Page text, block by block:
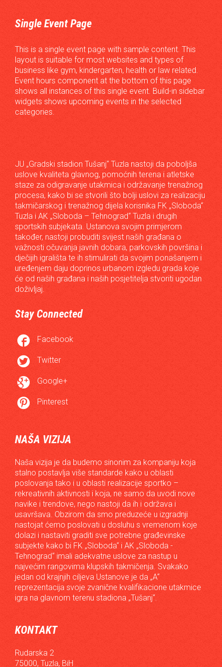
Single Event Page
This is a single event page with sample content. This
layout is suitable for most websites and types of
business like gym, kindergarten, health or law related.
Event hours component at the bottom of this page
shows all instances of this single event. Build-in sidebar
widgets shows upcoming events in the selected
categories.
JU „Gradski stadion Tušanj“ Tuzla nastoji da poboljša
uslove kvaliteta glavnog, pomoćnih terena i atletske
staze za odigravanje utakmica i održavanje trenažnog
procesa, kako bi se stvorili što bolji uslovi za realizaciju
takmičarskog i trenažnog dijela korisnika FK „Sloboda“
Tuzla i AK „Sloboda – Tehnograd“ Tuzla i drugih
sportskih subjekata. Ustanova svojim primjerom
također, nastoji probuditi svijest naših građana o
važnosti očuvanja javnih dobara, parkovskih površina i
dječijih igrališta te ih stimulirati da svojim ponašanjem i
uređenjem daju doprinos urbanom izgledu grada koje
će od naših građana i naših posjetitelja stvoriti ugodan
doživljaj.
Stay Connected
 Facebook
 Twitter
 Google+
 Pinterest
NAŠA VIZIJA
Naša vizija je da budemo sinonim za kompaniju koja
stalno postavlja više standarde kako u oblasti
poslovanja tako i u oblasti realizacije sportko –
rekreativnih aktivnosti i koja, ne samo da uvodi nove
navike i trendove, nego nastoji da ih i održava i
usavršava. Obzirom da smo preduzeće u izgradnji
nastojat ćemo poslovati u dosluhu s vremenom koje
dolazi i nastaviti graditi sve potrebne građevinske
subjekte kako bi FK „Sloboda“ i AK „Sloboda -
Tehnograd“ imali adekvatne uslove za nastup u
najvećim rangovima klupskih takmičenja. Svakako
jedan od krajnjih ciljeva Ustanove je da „A“
reprezentacija svoje zvanične kvalifikacione utakmice
igra na glavnom terenu stadiona „Tušanj“.
KONTAKT
Rudarska 2
75000, Tuzla, BiH